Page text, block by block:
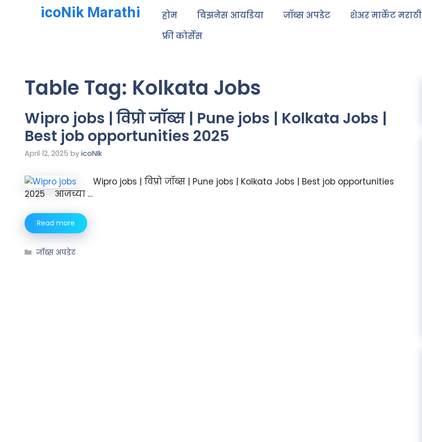
icoNik Marathi होम बिझनेस आयडिया जॉब्स अपडेट
शेअर मार्केट मराठी
फ्री कोर्सेस
Table Tag: Kolkata Jobs
Wipro jobs | विप्रो जॉब्स | Pune jobs | Kolkata Jobs |
Best job opportunities 2025
April 12, 2025 by icoNIk
Wipro jobs | विप्रो जॉब्स | Pune jobs | Kolkata Jobs | Best job opportunities
2025 आजच्या …
Read more
जॉब्स अपडेट